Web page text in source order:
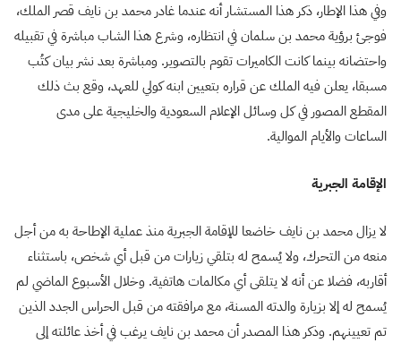
وفي هذا الإطار، ذكر هذا المستشار أنه عندما غادر محمد بن نايف قصر الملك،
فوجئ برؤية محمد بن سلمان في انتظاره، وشرع هذا الشاب مباشرة في تقبيله
واحتضانه بينما كانت الكاميرات تقوم بالتصوير. ومباشرة بعد نشر بيان كتُب
مسبقا، يعلن فيه الملك عن قراره بتعيين ابنه كولي للعهد، وقع بث ذلك
المقطع المصور في كل وسائل الإعلام السعودية والخليجية على مدى
الساعات والأيام الموالية.
الإقامة الجبرية
لا يزال محمد بن نايف خاضعا للإقامة الجبرية منذ عملية الإطاحة به من أجل
منعه من التحرك، ولا يُسمح له بتلقي زيارات من قبل أي شخص، باستثناء
أقاربه، فضلا عن أنه لا يتلقى أي مكالمات هاتفية. وخلال الأسبوع الماضي لم
يُسمح له إلا بزيارة والدته المسنة، مع مرافقته من قبل الحراس الجدد الذين
تم تعيينهم. وذكر هذا المصدر أن محمد بن نايف يرغب في أخذ عائلته إلى